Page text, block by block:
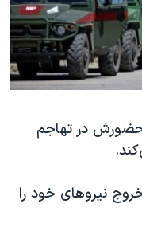
حضورش در تهاجم
نیروهای خود را